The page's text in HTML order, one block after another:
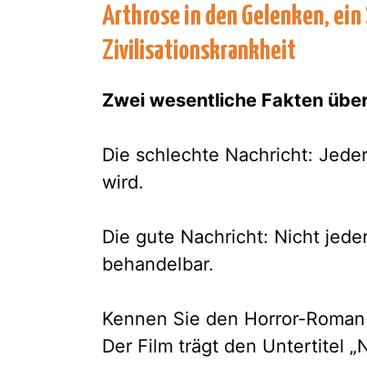
Arthrose in den Gelenken,
Zivilisationskrankheit
Zwei wesentliche Fakten
Die schlechte Nachricht:
wird.
Die gute Nachricht: Nicht
behandelbar.
Kennen Sie den Horror-Roman
Der Film trägt den Untertitel